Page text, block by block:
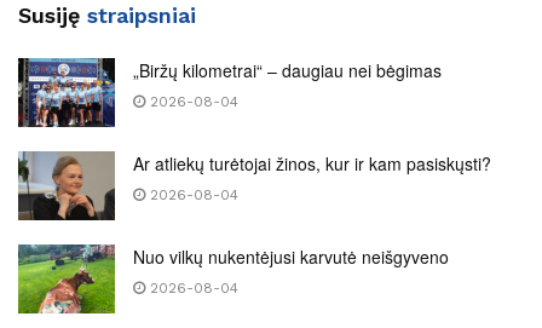
Susiję straipsniai
„Biržų kilometrai“ – daugiau nei bėgimas
2026-08-04
Ar atliekų turėtojai žinos, kur ir kam pasiskųsti?
2026-08-04
Nuo vilkų nukentėjusi karvutė neišgyveno
2026-08-04